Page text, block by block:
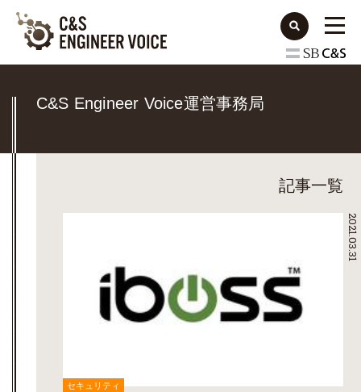
C&S Engineer Voice運営事務局
記事一覧
2021.03.31
セキュリティ